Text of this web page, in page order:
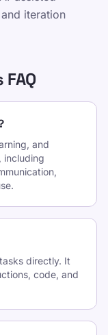
iteration
and
including
directly. It
code, and